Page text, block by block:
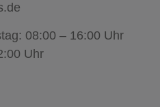
08:00 – 16:00 Uhr
Uhr